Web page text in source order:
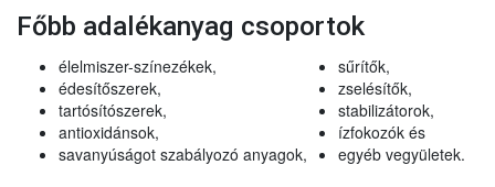
Főbb adalékanyag csoportok
élelmiszer-színezékek,
édesítőszerek,
tartósítószerek,
antioxidánsok,
savanyúságot szabályozó anyagok,
sűrítők,
zselésítők,
stabilizátorok,
ízfokozók és
egyéb vegyületek.